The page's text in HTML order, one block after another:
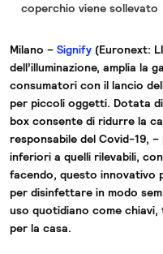
coperchio viene sollevato
Milano – Signify(Euronext:
dell’illuminazione, amplia la
consumatori con il lancio
per piccoli oggetti. Dotata
box consente di ridurre la
responsabile del Covid-19,
inferiori a quelli rilevabili,
facendo, questo innovativo
per disinfettare in modo
uso quotidiano come
per la casa.